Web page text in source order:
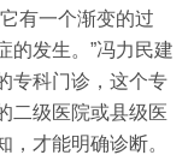
有一个渐变的过
的发生。”冯力民建
专科门诊，这个专
二级医院或县级医
，才能明确诊断。